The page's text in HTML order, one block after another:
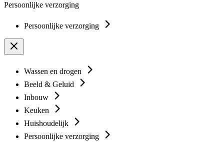
Persoonlijke verzorging
Persoonlijke verzorging
Wassen en drogen
Beeld & Geluid
Inbouw
Keuken
Huishoudelijk
Persoonlijke verzorging